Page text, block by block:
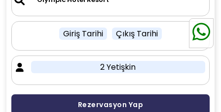
Giriş Tarihi Çıkış Tarihi
2 Yetişkin
Rezervasyon Yap